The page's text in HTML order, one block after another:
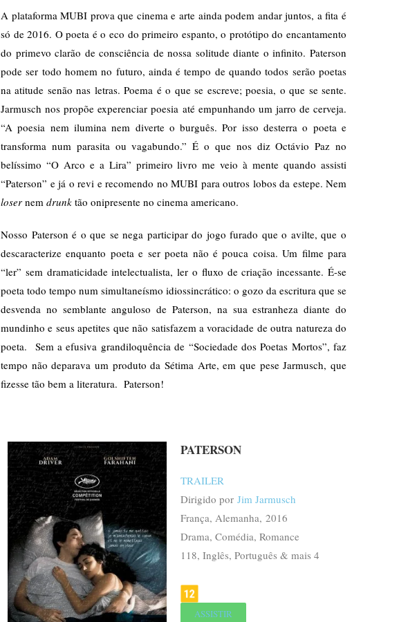
A plataforma MUBI prova que cinema e arte ainda podem andar juntos, a fita é
só de 2016. O poeta é o eco do primeiro espanto, o protótipo do encantamento
do primevo clarão de consciência de nossa solitude diante o infinito. Paterson
pode ser todo homem no futuro, ainda é tempo de quando todos serão poetas
na atitude senão nas letras. Poema é o que se escreve; poesia, o que se sente.
Jarmusch nos propõe experenciar poesia até empunhando um jarro de cerveja.
“A poesia nem ilumina nem diverte o burguês. Por isso desterra o poeta e
transforma num parasita ou vagabundo.” É o que nos diz Octávio Paz no
belíssimo “O Arco e a Lira” primeiro livro me veio à mente quando assisti
“Paterson” e já o revi e recomendo no MUBI para outros lobos da estepe. Nem
loser nem drunk tão onipresente no cinema americano.
Nosso Paterson é o que se nega participar do jogo furado que o avilte, que o
descaracterize enquanto poeta e ser poeta não é pouca coisa. Um filme para
“ler” sem dramaticidade intelectualista, ler o fluxo de criação incessante. É-se
poeta todo tempo num simultaneísmo idiossincrático: o gozo da escritura que se
desvenda no semblante anguloso de Paterson, na sua estranheza diante do
mundinho e seus apetites que não satisfazem a voracidade de outra natureza do
poeta. Sem a efusiva grandiloquência de “Sociedade dos Poetas Mortos”, faz
tempo não deparava um produto da Sétima Arte, em que pese Jarmusch, que
fizesse tão bem a literatura. Paterson!
PATERSON
TRAILER
Dirigido por Jim Jarmusch
França, Alemanha, 2016
Drama, Comédia, Romance
118, Inglês, Português & mais 4
ASSISTIR